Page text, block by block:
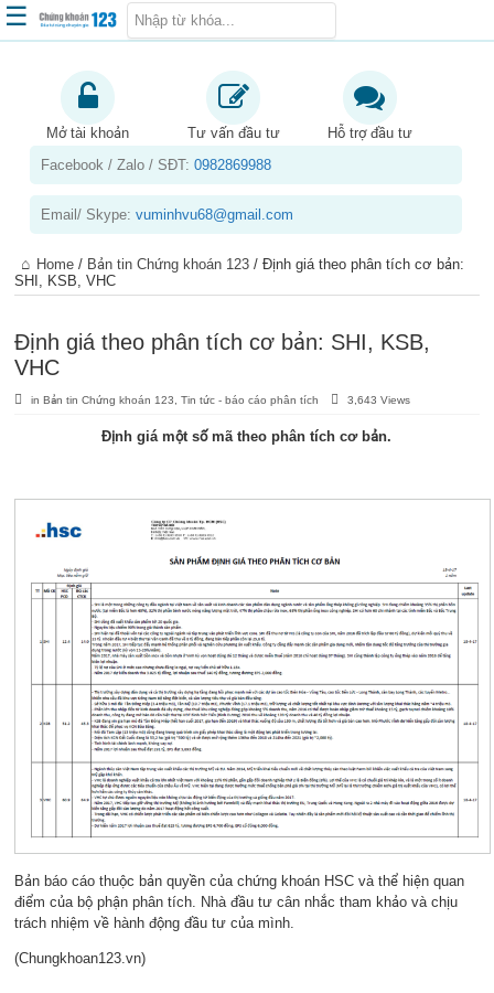
Trang chủ
Kiến thức chứng khoán
Kinh nghiệm đầu tư
Sản phẩm – dịch vụ
Chứng khoán phái sinh
☰
Mở tài khoản Tư vấn đầu tư
Hỗ trợ đầu tư
Facebook / Zalo / SĐT:0982869988
Email/ Skype:vuminhvu68@gmail.com
Home / Bản tin Chứng khoán 123 /Định giá theo phân tích cơ bản:
SHI, KSB, VHC
Định giá theo phân tích cơ bản: SHI, KSB,
VHC
inBản tin Chứng khoán 123 ,Tin tức - báo cáo phân tích 3,643 Views
Định giá một số mã theo phân tích cơ bản.
Bản báo cáo thuộc bản quyền của chứng khoán HSC và thể hiện quan
điểm của bộ phận phân tích. Nhà đầu tư cân nhắc tham khảo và chịu
trách nhiệm về hành động đầu tư của mình.
(Chungkhoan123.vn)